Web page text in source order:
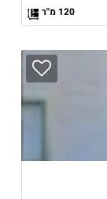
120 מ"ר